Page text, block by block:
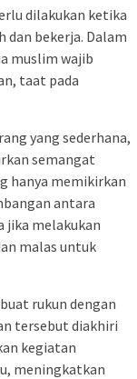
dilakukan ketika
dan bekerja. Dalam
muslim wajib
taat pada
yang sederhana,
semangat
hanya memikirkan
antara
jika melakukan
malas untuk
rukun dengan
tersebut diakhiri
kegiatan
meningkatkan